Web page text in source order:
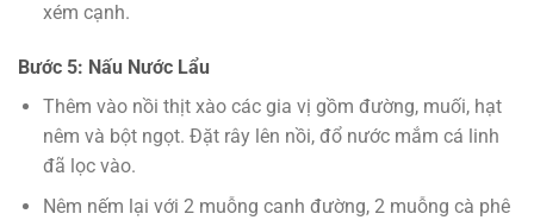
xém cạnh.
Bước 5: Nấu Nước Lẩu
Thêm vào nồi thịt xào các gia vị gồm đường, muối, hạt
nêm và bột ngọt. Đặt rây lên nồi, đổ nước mắm cá linh
đã lọc vào.
Nêm nếm lại với 2 muỗng canh đường, 2 muỗng cà phê